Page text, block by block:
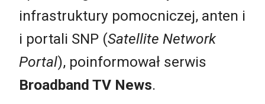
infrastruktury pomocniczej, anten i
i portali SNP (Satellite Network
Portal), poinformował serwis
Broadband TV News.